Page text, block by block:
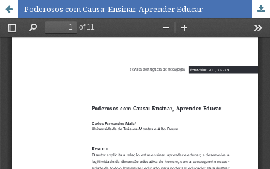
Poderosos com Causa: Ensinar, Aprender Educar